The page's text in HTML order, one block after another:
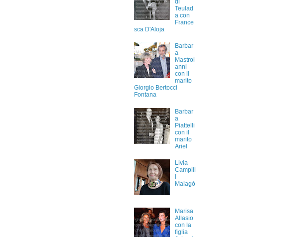
di
Teulad
a con
France
sca D'Aloja
Barbar
a
Mastroi
anni
con il
marito
Giorgio Bertocci
Fontana
Barbar
a
Piattelli
con il
marito
Ariel
Livia
Campill
i
Malagò
Marisa
Allasio
con la
figlia